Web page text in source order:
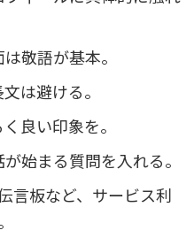
敬語が基本。
文は避ける。
良い印象を。
が始まる質問を入れる。
言板など、サービス利